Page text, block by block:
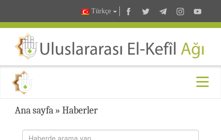
Türkçe
Ana sayfa » Haberler